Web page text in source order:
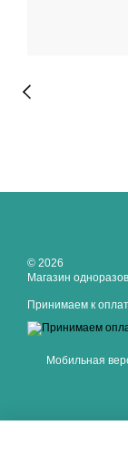
© 2026
Магазин
Принимаем к
Мобильная